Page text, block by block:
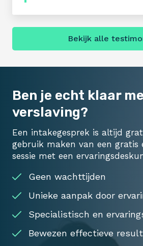
Bekijk alle
Ben je echt klaar
verslaving?
Een intakegesprek is altijd
gebruik maken van een gratis
sessie met een
Geen wachttijden
Unieke aanpak door
Specialistisch en
Bewezen effectieve